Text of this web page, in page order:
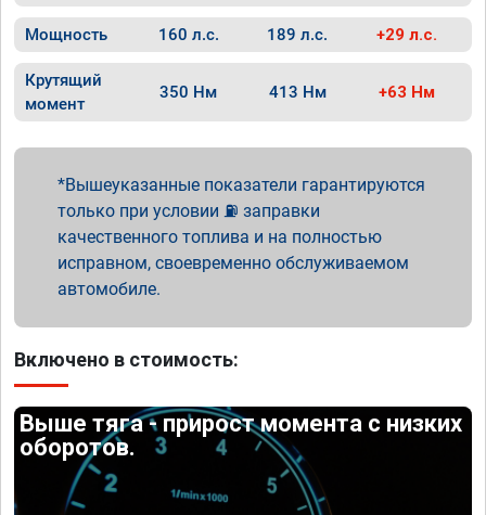
Мощность 160 л.с. 189 л.с. +29 л.с.
Крутящий
момент
350 Нм 413 Нм +63 Нм
Вышеуказанные показатели гарантируются
только при условии ⛽ заправки
качественного топлива и на полностью
исправном, своевременно обслуживаемом
автомобиле.
Включено в стоимость:
Выше тяга - прирост момента с низких
оборотов.